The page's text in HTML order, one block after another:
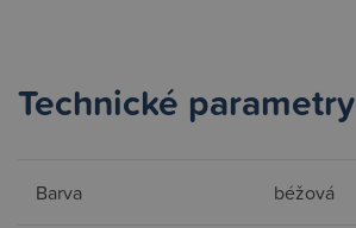
Technické parametry
Barva béžová